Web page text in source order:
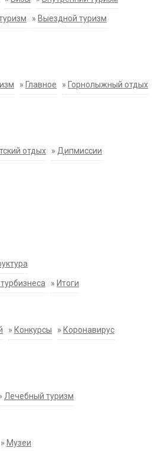
» Выездной туризм
» Главное » Горнолыжный отдых
отдых » Дипмиссии
» Итоги
» Конкурсы » Коронавирус
Лечебный туризм
» Музеи